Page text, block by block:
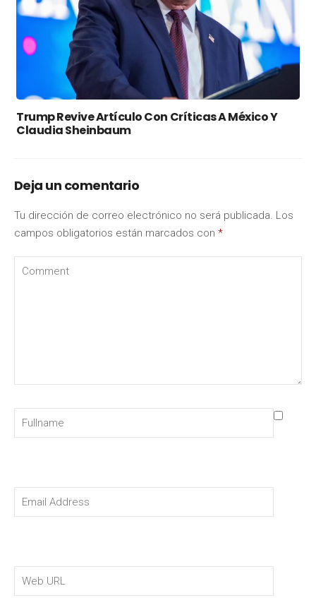
Trump Revive Artículo Con Críticas A México Y
Claudia Sheinbaum
Deja un comentario
Tu dirección de correo electrónico no será publicada. Los
campos obligatorios están marcados con *